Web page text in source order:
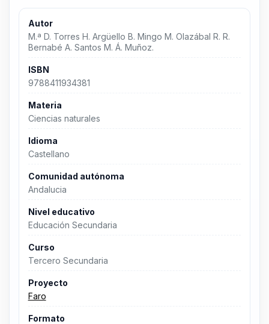
Autor
M.ª D. Torres H. Argüello B. Mingo M. Olazábal R. R.
Bernabé A. Santos M. Á. Muñoz.
ISBN
9788411934381
Materia
Ciencias naturales
Idioma
Castellano
Comunidad autónoma
Andalucia
Nivel educativo
Educación Secundaria
Curso
Tercero Secundaria
Proyecto
Faro
Formato